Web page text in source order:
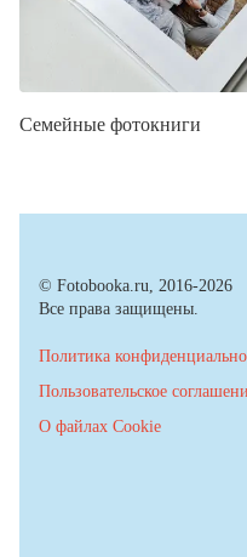
Семейные фотокниги
© Fotobooka.ru, 2016-2026
Все права защищены.
Политика
Пользовательское
О файлах Cookie